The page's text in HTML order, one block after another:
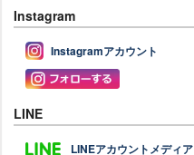
Instagram
Instagramアカウント
LINE
LINEアカウントメディア